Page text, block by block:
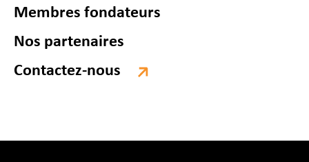
Membres fondateurs
Nos partenaires
Contactez-nous